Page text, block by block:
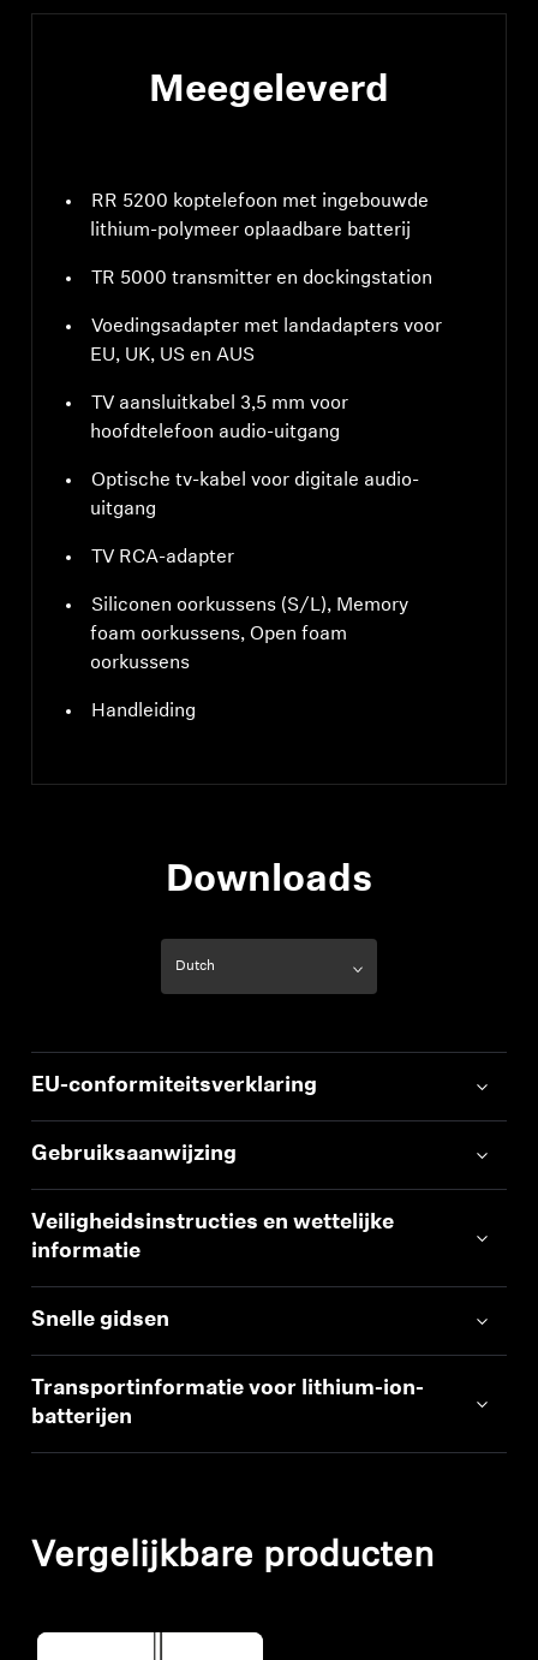
Meegeleverd
RR 5200 koptelefoon met ingebouwde
lithium-polymeer oplaadbare batterij
TR 5000 transmitter en dockingstation
Voedingsadapter met landadapters voor
EU, UK, US en AUS
TV aansluitkabel 3,5 mm voor
hoofdtelefoon audio-uitgang
Optische tv-kabel voor digitale audio-
uitgang
TV RCA-adapter
Siliconen oorkussens (S/L), Memory
foam oorkussens, Open foam
oorkussens
Handleiding
Downloads
EU-conformiteitsverklaring
Gebruiksaanwijzing
Veiligheidsinstructies en wettelijke
informatie
Snelle gidsen
Transportinformatie voor lithium-ion-
batterijen
Vergelijkbare producten